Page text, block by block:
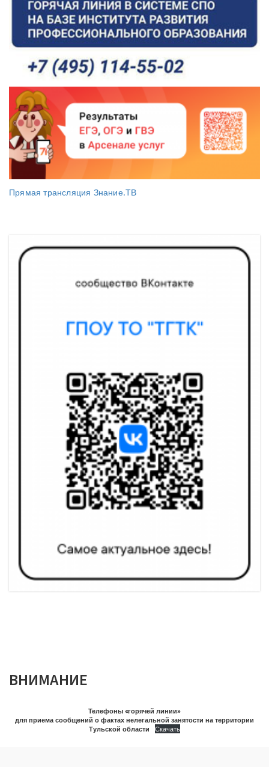
Прямая трансляция Знание.ТВ
ВНИМАНИЕ
Телефоны «горячей линии»
для приема сообщений о фактах нелегальной занятости на территории
Тульской области
Скачать